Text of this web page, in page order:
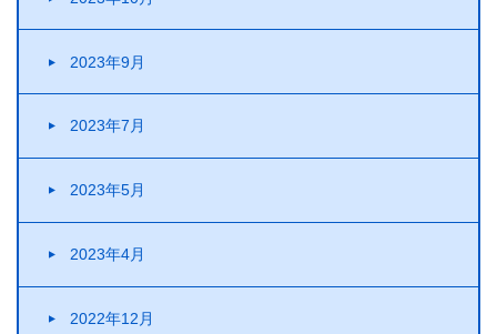
2023年9月
2023年7月
2023年5月
2023年4月
2022年12月